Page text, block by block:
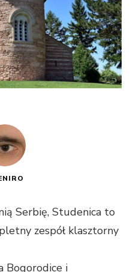
Serbię, Studenica to
zespół klasztorny
Bogorodice i